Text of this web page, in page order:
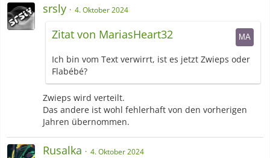
srsly 4. Oktober 2024
Zitat von MariasHeart32
Ich bin vom Text verwirrt, ist es jetzt Zwieps oder
Flabébé?
Zwieps wird verteilt.
Das andere ist wohl fehlerhaft von den vorherigen
Jahren übernommen.
Rusalka 4. Oktober 2024